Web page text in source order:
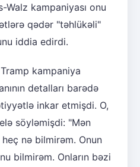
kampaniyası onu
qədər "təhlükəli"
iddia edirdi.
kampaniya
detalları barədə
inkar etmişdi. O,
söyləmişdi: "Mən
heç nə bilmirəm. Onun
bilmirəm. Onların bəzi